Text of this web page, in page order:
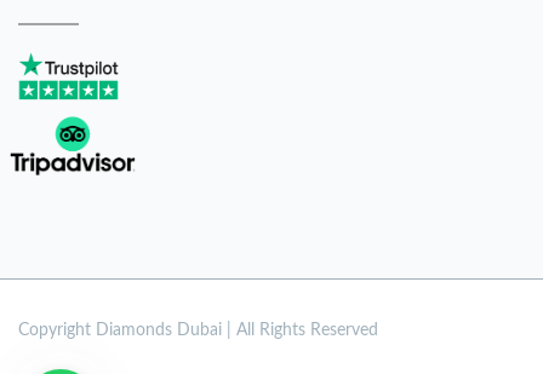
Copyright Diamonds Dubai | All Rights Reserved